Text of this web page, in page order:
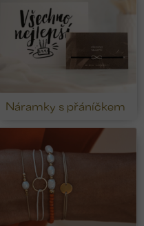
Náramky s přáníčkem